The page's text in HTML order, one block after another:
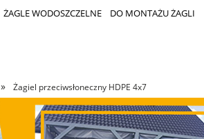
ŻAGLE WODOSZCZELNE DO MONTAŻU ŻAGLI
» Żagiel przeciwsłoneczny HDPE 4x7